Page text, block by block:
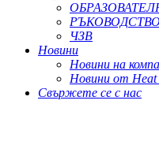
ЧЗВ
Новини
Новини на
Новини от Heat
Свържете се с нас